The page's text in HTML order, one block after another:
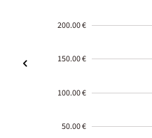
200.00 €
150.00 €
100.00 €
50.00 €